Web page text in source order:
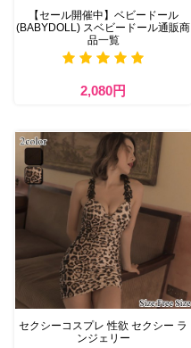
【セール開催中】ベビードール
(BABYDOLL) スベビードール通販商
品一覧
2,080円
セクシーコスプレ 性欲 セクシー ラ
ンジェリー